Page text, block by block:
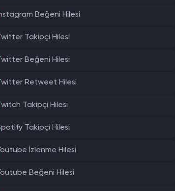
Beğeni Hilesi
Takipçi Hilesi
Beğeni Hilesi
Retweet Hilesi
Takipçi Hilesi
Takipçi Hilesi
İzlenme Hilesi
Beğeni Hilesi